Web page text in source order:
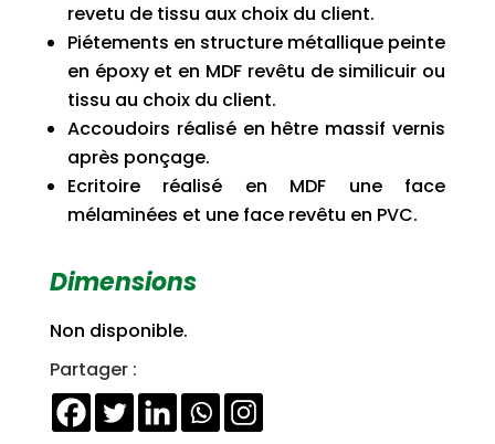
revetu de tissu aux choix du client.
Piétements en structure métallique peinte
en époxy et en MDF revêtu de similicuir ou
tissu au choix du client.
Accoudoirs réalisé en hêtre massif vernis
après ponçage.
Ecritoire réalisé en MDF une face
mélaminées et une face revêtu en PVC.
Dimensions
Non disponible.
Partager :